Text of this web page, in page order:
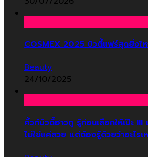
COSMEX 2025 บิวตี้แฟร์สุดยิ่งใ
Beauty
24/10/2025
คิ้วท์บิวตี้ฮาวทู รู้ก่อนเลือกให้เป๊ะ !!!
ไม่ใช่แค่สวย แต่ต้องรู้ด้วยว่าอะไรเห